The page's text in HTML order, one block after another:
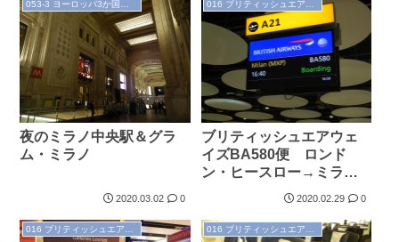
053-3 ヨーロッパ3か国出張記（'19.11～12）
夜のミラノ中央駅＆グラ
ム・ミラノ
2020.03.02 0
016 ブリティッシュエアウェイズ
ブリティッシュエアウェ
イズBA580便 ロンド
ン・ヒースロー→ミラ
ノ・マルペンサ 普通席
搭乗記（2019.11.25）
2020.02.29 0